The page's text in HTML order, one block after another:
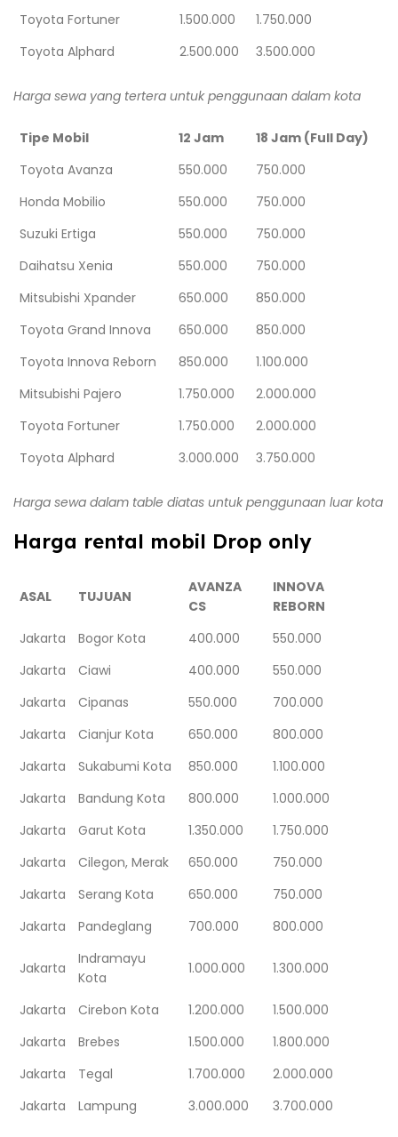
Toyota Fortuner 1.500.000
1.750.000
Toyota Alphard
2.500.000 3.500.000
Harga sewa yang tertera untuk penggunaan dalam kota
Tipe Mobil 12 Jam
18 Jam (Full Day)
Toyota Avanza
550.000
750.000
Honda Mobilio
550.000
750.000
Suzuki Ertiga
550.000
750.000
Daihatsu Xenia
550.000
750.000
Mitsubishi Xpander
650.000
850.000
Toyota Grand Innova
650.000
850.000
Toyota Innova Reborn
850.000
1.100.000
Mitsubishi Pajero
1.750.000
2.000.000
Toyota Fortuner
1.750.000
2.000.000
Toyota Alphard
3.000.000 3.750.000
Harga sewa dalam table diatas untuk penggunaan luar kota
Harga rental mobil Drop only
ASAL TUJUAN
AVANZA
CS
INNOVA
REBORN
Jakarta
Bogor Kota 400.000
550.000
Jakarta
Ciawi 400.000
550.000
Jakarta
Cipanas 550.000
700.000
Jakarta
Cianjur Kota 650.000
800.000
Jakarta
Sukabumi Kota 850.000
1.100.000
Jakarta
Bandung Kota 800.000
1.000.000
Jakarta
Garut Kota 1.350.000
1.750.000
Jakarta
Cilegon, Merak 650.000
750.000
Jakarta
Serang Kota 650.000
750.000
Jakarta
Pandeglang 700.000 800.000
Jakarta
Indramayu
Kota
1.000.000 1.300.000
Jakarta Cirebon Kota 1.200.000
1.500.000
Jakarta
Brebes 1.500.000
1.800.000
Jakarta
Tegal 1.700.000
2.000.000
Jakarta
Lampung 3.000.000 3.700.000